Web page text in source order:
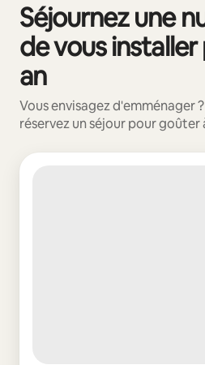
Séjournez une
de vous
an
Vous envisagez d'emménager
réservez un séjour pour goûter
0 sur 0 élément visible